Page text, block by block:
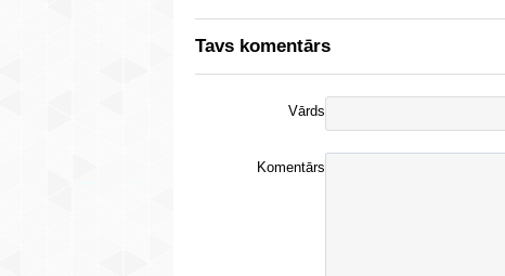
Tavs komentārs
Vārds
Komentārs